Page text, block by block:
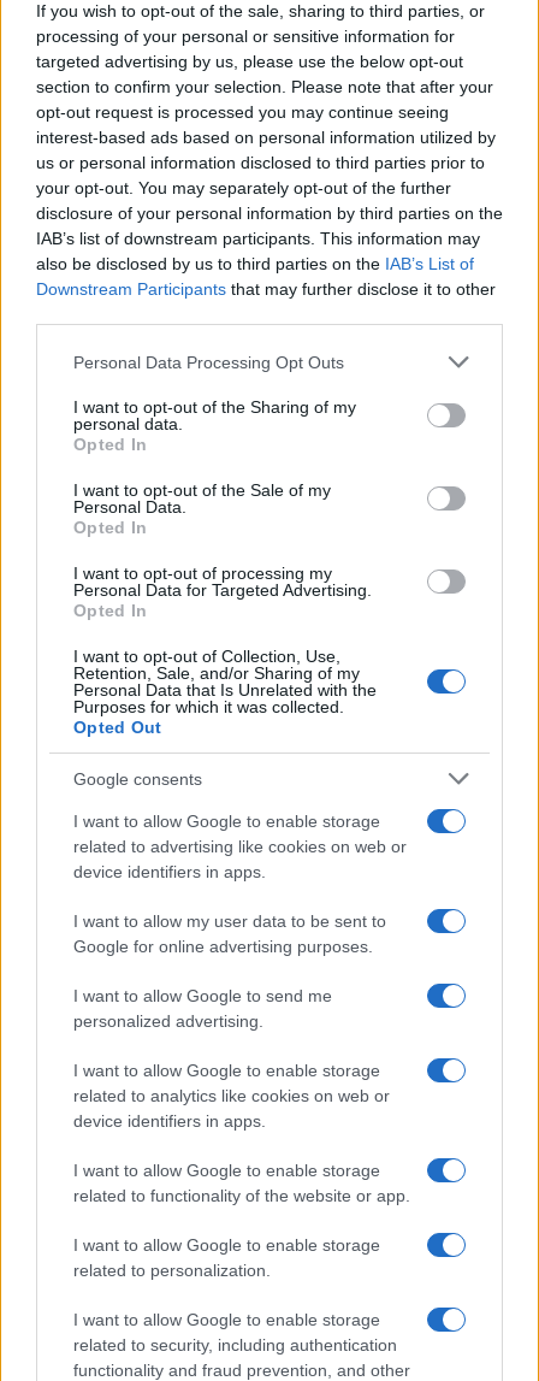
If you wish to opt-out of the sale, sharing to third parties, or
processing of your personal or sensitive information for
targeted advertising by us, please use the below opt-out
section to confirm your selection. Please note that after your
opt-out request is processed you may continue seeing
interest-based ads based on personal information utilized by
us or personal information disclosed to third parties prior to
your opt-out. You may separately opt-out of the further
disclosure of your personal information by third parties on the
IAB’s list of downstream participants. This information may
also be disclosed by us to third parties on the IAB’s List of
Downstream Participants that may further disclose it to other
Please note that this website/app uses one or more Google
not limited to your visit or usage behaviour. You may click to
grant or deny consent to Google and its third-party tags to
use your data for below specified purposes in below Google
consent section.
Personal Data Processing Opt Outs
I want to opt-out of the Sharing of my
personal data.
Opted In
I want to opt-out of the Sale of my
Personal Data.
Opted In
I want to opt-out of processing my
Personal Data for Targeted Advertising.
Opted In
I want to opt-out of Collection, Use,
Retention, Sale, and/or Sharing of my
Personal Data that Is Unrelated with the
Purposes for which it was collected.
Opted Out
Google consents
I want to allow Google to enable storage
related to advertising like cookies on web or
device identifiers in apps.
I want to allow my user data to be sent to
Google for online advertising purposes.
I want to allow Google to send me
personalized advertising.
I want to allow Google to enable storage
related to analytics like cookies on web or
device identifiers in apps.
I want to allow Google to enable storage
related to functionality of the website or app.
I want to allow Google to enable storage
related to personalization.
I want to allow Google to enable storage
related to security, including authentication
functionality and fraud prevention, and other
El impacto de la iniciativa de Gabriel
Rufián en el panorama político español
Gabriel Rufián ha logrado captar la atención mediática…
POLÍTICA
transformando las posturas de los
seguidores de MAGA
Los influencers del movimiento MAGA están revisando sus…
POLÍTICA
Crisis migratoria en Ceuta: La UE dividida
entre el apoyo a España y las demandas
de Italia
La crisis migratoria en Ceuta ha desatado tensiones…
POLÍTICA